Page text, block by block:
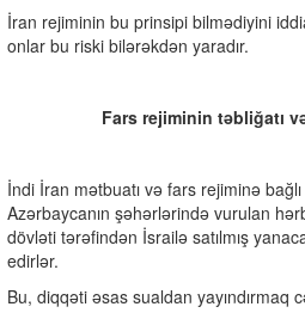
İran rejiminin bu prinsipi bilmədiyini
onlar bu riski bilərəkdən yaradır.
Fars rejiminin təbliğatı
İndi İran mətbuatı və fars rejiminə
Azərbaycanın şəhərlərində vurulan
dövləti tərəfindən İsrailə satılmış
edirlər.
Bu, diqqəti əsas sualdan yayındırmaq